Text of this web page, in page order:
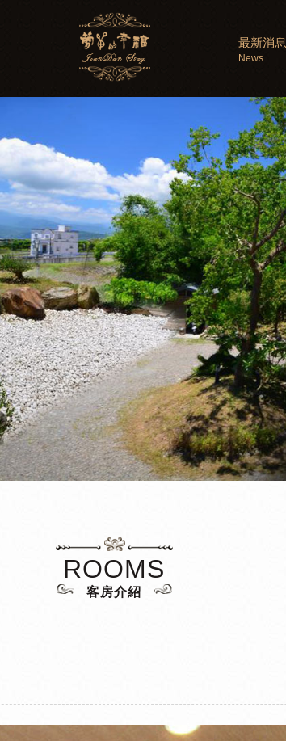
最新消息
News
ROOMS
客房介紹